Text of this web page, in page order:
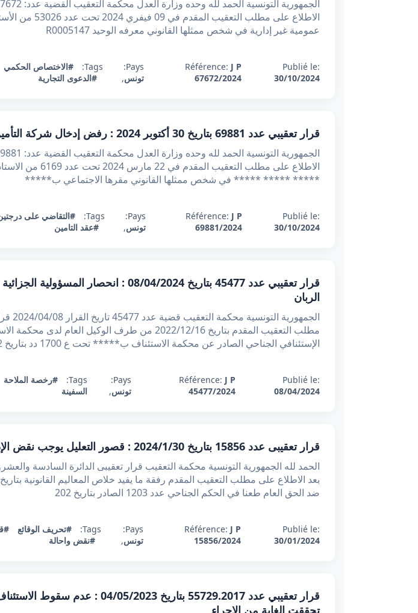
الاطلاع على
عمومية غير إدارية في شخص ممثلها القانوني معرفه الوحيد R0005147
Publié le:
30/10/2024
Référence: J P
67672/2024
Pays:
تونس,
Tags: #الاختصاص الحكمي
#الدعوى التجارية
قرار تعقيبي عدد 69881 بتاريخ 30 أكتوبر 2024 : رفض إدخال شركة التأمين في الطور الاستئنافي تطبيقا لمبدأ التقاضي على درجتين
الاطلاع على
***** ***** ***** في شخص ممثلها القانوني مقرها الاجتماعي ب*****
Publié le:
30/10/2024
Référence: J P
69881/2024
Pays:
تونس,
Tags: #التقاضي على
#عقد التامين
قرار تعقيبي عدد 45477 بتاريخ 08/04/
الربان
مطلب التعقيب المقدم بتاريخ 2022/12/16 من
الإستئنافي الجناحي الصادر عن محكمة الاستئناف ب***** تحت ع 1700 دد بتاريخ 2022/12/
Publié le:
08/04/2024
Référence: J P
45477/2024
Pays:
تونس,
Tags: #رخصة الملاحة
السفينة
قرار تعقیبی عدد 15856 بتاريخ 2024/1/30 : قصور التعليل يوجب نقض الإدانة عند إغفال مناقشة القرائن المنشئة للبراءة
ضد الحق العام طعنا في الحكم الجناحي عدد 1203 الصادر بتاريخ 202
Publié le:
30/01/2024
Référence: J P
15856/2024
Pays:
تونس,
Tags: #تحريف الوقائع
#نقض واحالة
قرار تعقيبي عدد 55729.2017
تحققت الغاية من الإجراء